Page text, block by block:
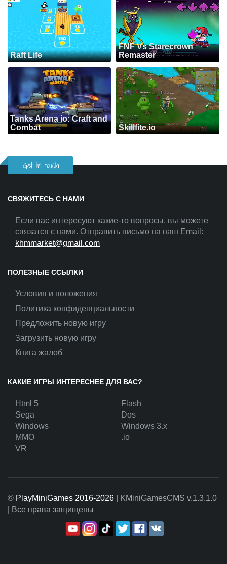
Raft Life
FNF Vs Starecrown
Remaster
Tanks Arena io: Craft and
Combat
Skillfite.io
Get in touch
СВЯЖИТЕСЬ С НАМИ
Если вас интересуют какие-то вопросы, вы можете
связатся с нами. Отправить письмо на наш Email:
khmmarket@gmail.com
ПОЛЕЗНЫЕ ССЫЛКИ
Условия и положения
Политика конфиденциальности
Предложить новую игру
Загрузить новую игру
Книга жалоб
КАКИЕ ИГРЫ ИНТЕРЕСНЕЕ ДЛЯ ВАС?
Html 5
Flash
Sega
Dos
Windows
Windows 3.x
MMO
.io
VR
© PlayMiniGames 2016-2026 | KMiniGamesCMS v.1.3.1.0
| Все права защищены